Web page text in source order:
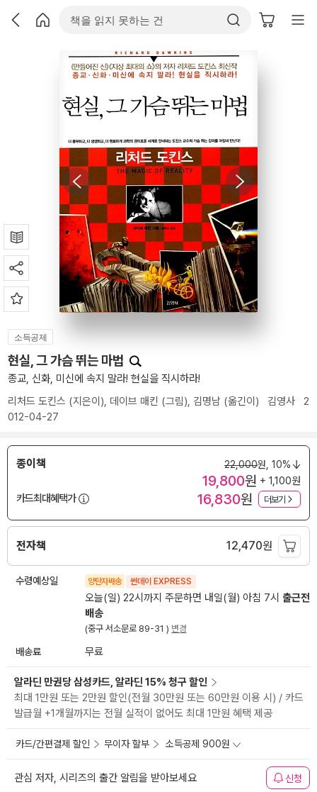
소득공제
현실, 그 가슴 뛰는 마법
종교, 신화, 미신에 속지 말라! 현실을 직시하라!
리처드 도킨스 (지은이), 데이브 매킨 (그림), 김명남 (옮긴이) 김영사 2
012-04-27
종이책 22,000원, 10%
19,800원 + 1,100원
카드최대혜택가
16,830원 더보기
전자책 12,470원
수령예상일 양탄자배송 썬데이 EXPRESS
오늘(일) 22시까지 주문하면 내일(월) 아침 7시 출근전
배송
(중구 서소문로 89-31 ) 변경
배송료 무료
알라딘 만권당 삼성카드, 알라딘 15% 청구 할인
최대 1만원 또는 2만원 할인(전월 30만원 또는 60만원 이용 시) / 카드
발급월 +1개월까지는 전월 실적이 없어도 최대 1만원 혜택 제공
카드/간편결제 할인 무이자 할부 소득공제 900원
관심 저자, 시리즈의 출간 알림을 받아보세요 신청